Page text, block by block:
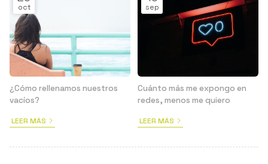
oct
¿Cómo rellenamos nuestros
vacíos?
LEER MÁS
sep
Cuánto más me expongo en
redes, menos me quiero
LEER MÁS